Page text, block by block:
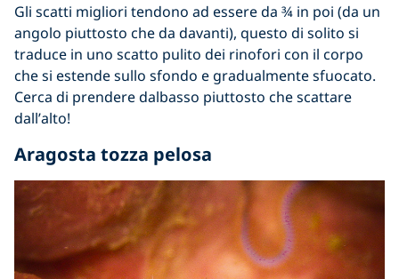
Gli scatti migliori tendono ad essere da ¾ in poi (da un
angolo piuttosto che da davanti), questo di solito si
traduce in uno scatto pulito dei rinofori con il corpo
che si estende sullo sfondo e gradualmente sfuocato.
Cerca di prenderedalbasso piuttosto che scattare
dall’alto!
Aragosta tozza pelosa